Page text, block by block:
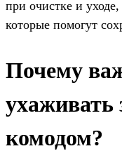
при очистке и
которые помогут
Почему
комодом?